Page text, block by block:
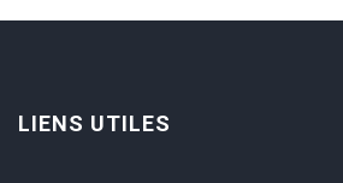
LIENS UTILES